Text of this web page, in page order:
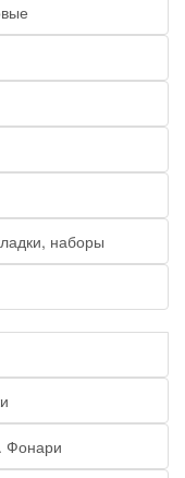
наборы
Фонари